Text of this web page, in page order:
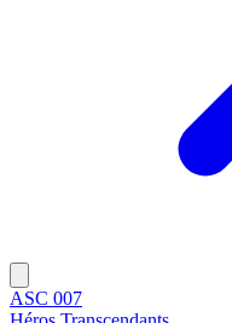
ASC 007